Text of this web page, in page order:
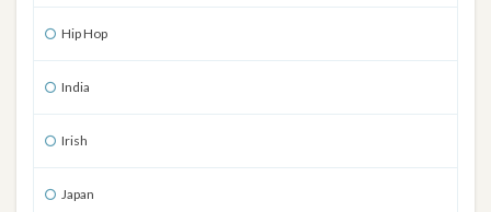
Hip Hop
India
Irish
Japan